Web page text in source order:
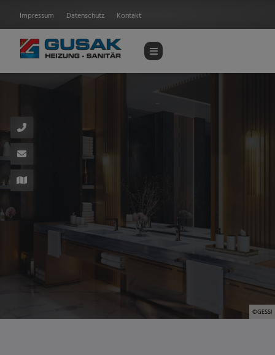
Impressum Datenschutz Kontakt
©GESSI